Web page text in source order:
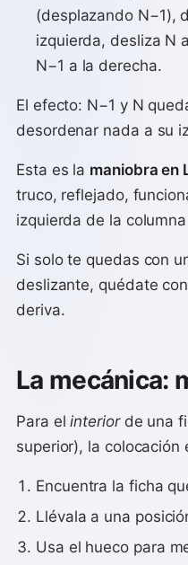
(desplazando N−1),
izquierda, desliza N
N−1 a la derecha.
El efecto: N−1 y N
desordenar nada a su
Esta es la maniobra en
truco, reflejado,
izquierda de la columna
Si solo te quedas con
deslizante, quédate
deriva.
La mecánica:
Para elinteriorde una
superior), la colocación
Encuentra la ficha
Llévala a una
Usa el hueco para